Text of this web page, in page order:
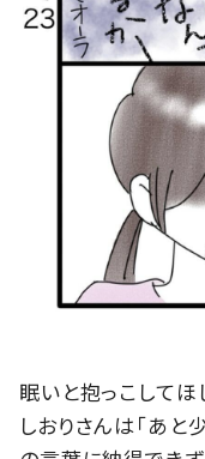
眠いと抱っこしてほ
しおりさんは「あと